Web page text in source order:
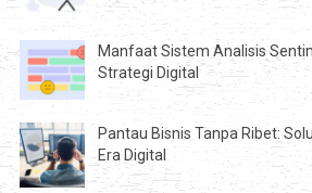
Manfaat Sistem Analisis
Strategi Digital
Pantau Bisnis Tanpa Ribet:
Era Digital